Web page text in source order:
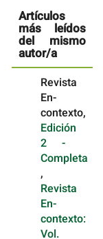
Artículos
más leídos
del mismo
autor/a
Revista
En-
contexto,
Edición
2 -
Completa
,
Revista
En-
contexto:
Vol.